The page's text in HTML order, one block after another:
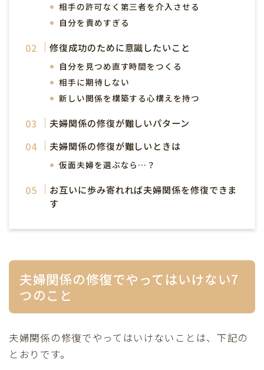
相手の許可なく第三者を介入させる
自分を責めすぎる
修復成功のために意識したいこと
自分を見つめ直す時間をつくる
相手に期待しない
新しい関係を構築する心構えを持つ
夫婦関係の修復が難しいパターン
夫婦関係の修復が難しいときは
仮面夫婦を選ぶなら…？
お互いに歩み寄れれば夫婦関係を修復できま
す
夫婦関係の修復でやってはいけない7
つのこと
夫婦関係の修復でやってはいけないことは、下記の
とおりです。